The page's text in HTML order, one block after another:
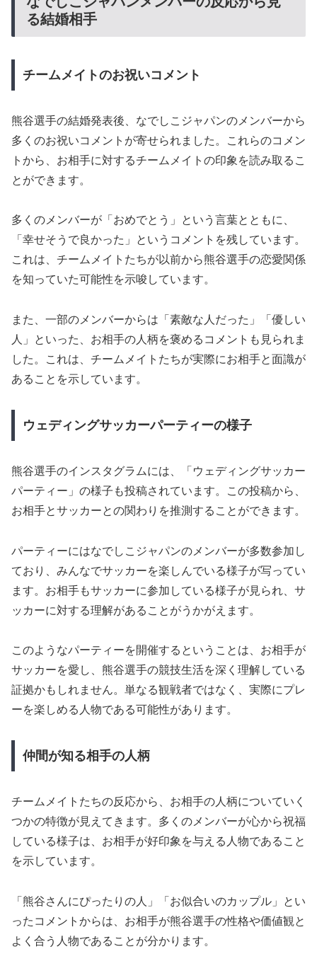
る結婚相手
チームメイトのお祝いコメント
熊谷選手の結婚発表後、なでしこジャパンのメンバーから
多くのお祝いコメントが寄せられました。これらのコメン
トから、お相手に対するチームメイトの印象を読み取るこ
とができます。
多くのメンバーが「おめでとう」という言葉とともに、
「幸せそうで良かった」というコメントを残しています。
これは、チームメイトたちが以前から熊谷選手の恋愛関係
を知っていた可能性を示唆しています。
また、一部のメンバーからは「素敵な人だった」「優しい
人」といった、お相手の人柄を褒めるコメントも見られま
した。これは、チームメイトたちが実際にお相手と面識が
あることを示しています。
ウェディングサッカーパーティーの様子
熊谷選手のインスタグラムには、「ウェディングサッカー
パーティー」の様子も投稿されています。この投稿から、
お相手とサッカーとの関わりを推測することができます。
パーティーにはなでしこジャパンのメンバーが多数参加し
ており、みんなでサッカーを楽しんでいる様子が写ってい
ます。お相手もサッカーに参加している様子が見られ、サ
ッカーに対する理解があることがうかがえます。
このようなパーティーを開催するということは、お相手が
サッカーを愛し、熊谷選手の競技生活を深く理解している
証拠かもしれません。単なる観戦者ではなく、実際にプレ
ーを楽しめる人物である可能性があります。
仲間が知る相手の人柄
チームメイトたちの反応から、お相手の人柄についていく
つかの特徴が見えてきます。多くのメンバーが心から祝福
している様子は、お相手が好印象を与える人物であること
を示しています。
「熊谷さんにぴったりの人」「お似合いのカップル」とい
ったコメントからは、お相手が熊谷選手の性格や価値観と
よく合う人物であることが分かります。